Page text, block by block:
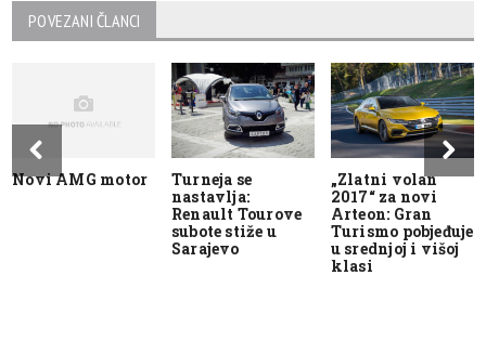
POVEZANI ČLANCI
Novi AMG motor
Turneja se
nastavlja:
Renault Tourove
subote stiže u
Sarajevo
„Zlatni volan
2017“ za novi
Arteon: Gran
Turismo pobjeđuje
u srednjoj i višoj
klasi